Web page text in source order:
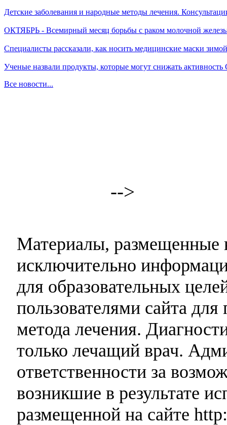
Детские заболевания и народные методы лечения.
ОКТЯБРЬ - Всемирный месяц борьбы с раком молочной
Специалисты рассказали, как носить медицинские маски зимой
Ученые назвали продукты, которые могут снижать
Все новости...
-->
Материалы, размещенные
исключительно
для образовательных
пользователями сайта
метода лечения.
только лечащий врач.
ответственности за
возникшие в результате
размещенной на сайте